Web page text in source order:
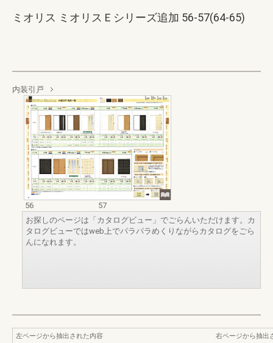
ミオリス ミオリスＥシリーズ追加 56-57(64-65)
内装引戸
56
57
お探しのページは「カタログビュー」でごらんいただけます。カ
タログビューではweb上でパラパラめくりながらカタログをごら
んになれます。
左ページから抽出された内容
右ページから抽出